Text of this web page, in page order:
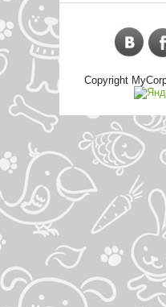
Copyright